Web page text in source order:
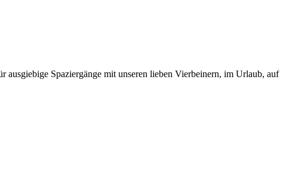
Spaziergänge mit unseren lieben Vierbeinern, im Urlaub, auf